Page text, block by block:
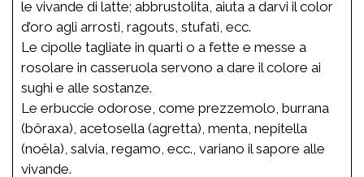
le vivande di latte; abbrustolita, aiuta a darvi il color
d’oro agli arrosti, ragouts, stufati, ecc.
Le cipolle tagliate in quarti o a fette e messe a
rosolare in casseruola servono a dare il colore ai
sughi e alle sostanze.
Le erbuccie odorose, come prezzemolo, burrana
(bôraxa), acetosella (agretta), menta, nepitella
(noëla), salvia, regamo, ecc., variano il sapore alle
vivande.